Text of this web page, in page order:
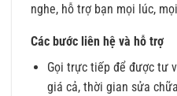
nghe, hỗ trợ bạn mọi lúc,
Các bước liên hệ và hỗ trợ
Gọi trực tiếp để được tư
giá cả, thời gian sửa